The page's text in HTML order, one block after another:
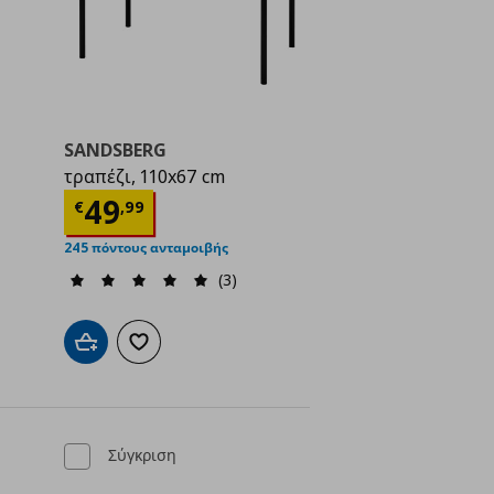
€ 159,00
SANDSBERG
τραπέζι, 110x67 cm
€49,99
Τρέχουσα τιμή
245 πόντους ανταμοιβής
(3)
Προσθήκη στο καλάθι
Προσθήκη στα αγαπημένα
Σύγκριση